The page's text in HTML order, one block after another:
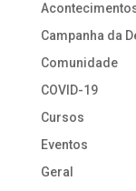
Campanha da
Comunidade
COVID-19
Cursos
Eventos
Geral